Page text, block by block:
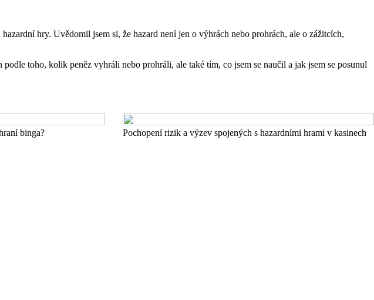
hry. Uvědomil jsem si, že hazard není jen o výhrách nebo prohrách, ale o zážitcích,
toho, kolik peněz vyhráli nebo prohráli, ale také tím, co jsem se naučil a jak jsem se posunul
binga? Pochopení rizik a výzev spojených s hazardními hrami v kasinech